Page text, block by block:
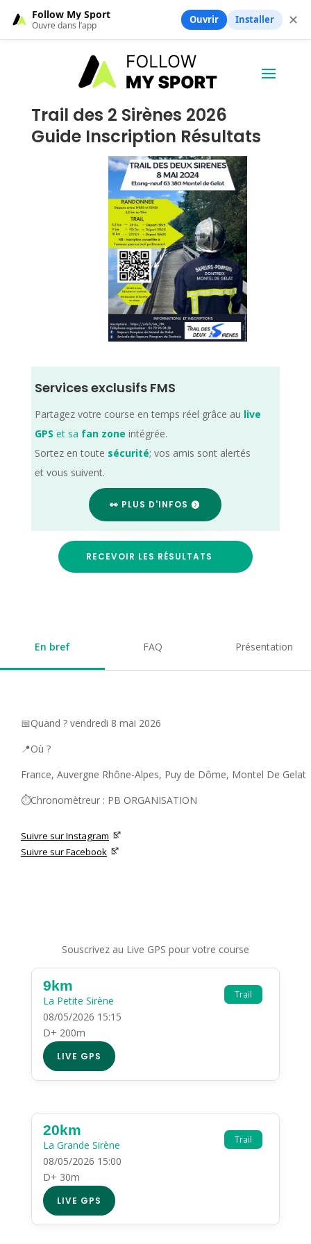
Trail des 2 Sirènes 2026
Guide Inscription Résultats
Services exclusifs FMS
Partagez votre course en temps réel grâce au live
GPS et sa fan zone intégrée.
Sortez en toute sécurité; vos amis sont alertés
et vous suivent.
👀 PLUS D'INFOS
RECEVOIR LES RÉSULTATS
En bref FAQ Présentation
📅Quand ? vendredi 8 mai 2026
📍Où ?
France, Auvergne Rhône-Alpes, Puy de Dôme, Montel De Gelat
⏱️Chronomètreur : PB ORGANISATION
Suivre sur Instagram
Suivre sur Facebook
Souscrivez au Live GPS pour votre course
Trail
9km
La Petite Sirène
08/05/2026 15:15
D+ 200m
LIVE GPS
Trail
20km
La Grande Sirène
08/05/2026 15:00
D+ 30m
LIVE GPS
Follow My Sport
Ouvre dans l’app Ouvrir Installer ✕